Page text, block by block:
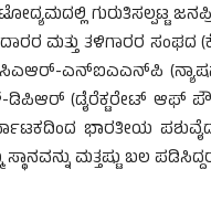
ಗುರುತಿಸಲ್ಪಟ್ಟ
ಮತ್ತು ತಳಿಗಾರರ ಸಂಘದ
ಐಸಿಎಆರ್-ಎನ್‌ಐಎಎನ್‌ಪಿ
(ಡೈರೆಕ್ಟರೇಟ್ ಆಫ್
ಭಾರತೀಯ
ಮತ್ತಷ್ಟು ಬಲ